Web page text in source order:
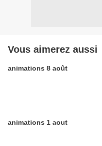
Vous aimerez aussi
animations 8 août
animations 1 aout